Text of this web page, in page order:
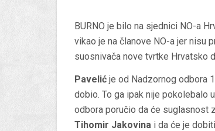
BURNO je bilo na sjednici NO-a
vikao je na članove NO-a jer nisu
suosnivača nove tvrtke Hrvatsko
Pavelić je od Nadzornog odbora
dobio. To ga ipak nije pokolebalo
odbora poručio da će suglasnost
Tihomir Jakovina i da će je